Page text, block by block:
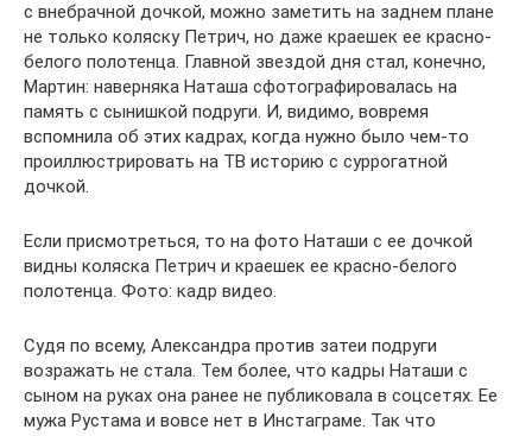
с внебрачной дочкой, можно заметить на заднем плане
не только коляску Петрич, но даже краешек ее красно-
белого полотенца. Главной звездой дня стал, конечно,
Мартин: наверняка Наташа сфотографировалась на
память с сынишкой подруги. И, видимо, вовремя
вспомнила об этих кадрах, когда нужно было чем-то
проиллюстрировать на ТВ историю с суррогатной
дочкой.
Если присмотреться, то на фото Наташи с ее дочкой
видны коляска Петрич и краешек ее красно-белого
полотенца. Фото: кадр видео.
Судя по всему, Александра против затеи подруги
возражать не стала. Тем более, что кадры Наташи с
сыном на руках она ранее не публиковала в соцсетях. Ее
мужа Рустама и вовсе нет в Инстаграме. Так что